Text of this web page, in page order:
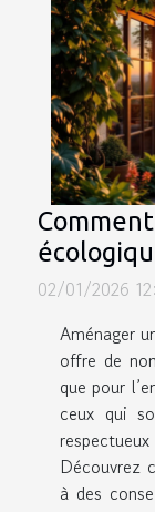
02/01/2026
Aménager
offre de
que pour
ceux qui
Découvrez
à des